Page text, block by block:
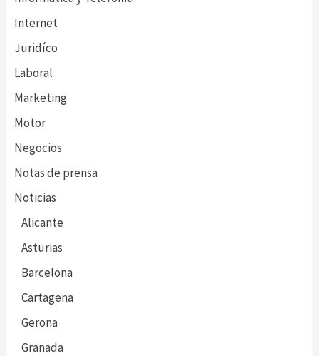
Internet
Juridíco
Laboral
Marketing
Motor
Negocios
Notas de prensa
Noticias
Alicante
Asturias
Barcelona
Cartagena
Gerona
Granada